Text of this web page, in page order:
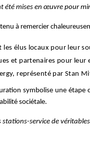
mises en œuvre pour
à remercier
les élus locaux pour leur
et partenaires pour leur
représenté par Stan
symbolise une étape
sociétale.
service de